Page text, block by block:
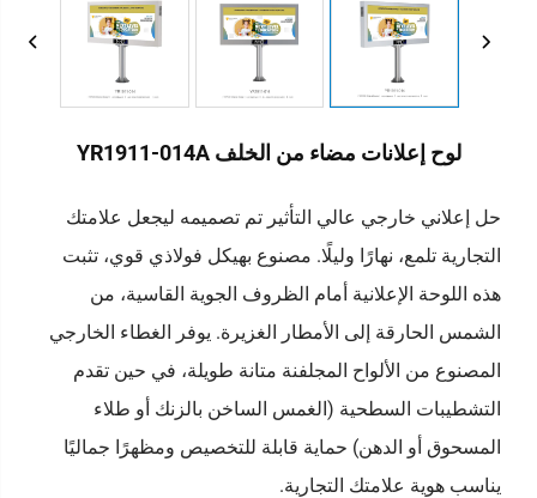
لوح إعلانات مضاء من الخلف YR1911-014A
حل إعلاني خارجي عالي التأثير تم تصميمه ليجعل علامتك
التجارية تلمع، نهارًا وليلًا. مصنوع بهيكل فولاذي قوي، تثبت
هذه اللوحة الإعلانية أمام الظروف الجوية القاسية، من
الشمس الحارقة إلى الأمطار الغزيرة. يوفر الغطاء الخارجي
المصنوع من الألواح المجلفنة متانة طويلة، في حين تقدم
التشطيبات السطحية (الغمس الساخن بالزنك أو طلاء
المسحوق أو الدهن) حماية قابلة للتخصيص ومظهرًا جماليًا
يناسب هوية علامتك التجارية.